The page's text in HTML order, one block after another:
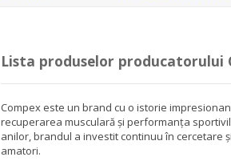
Lista produselor producatorului
Compex este un brand cu o istorie
recuperarea musculară și performanța
anilor, brandul a investit continuu în cercetare
amatori.